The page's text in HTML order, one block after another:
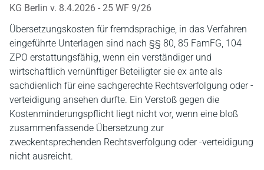
KG Berlin v. 8.4.2026 - 25 WF 9/26
Übersetzungskosten für fremdsprachige, in das Verfahren
eingeführte Unterlagen sind nach §§ 80, 85 FamFG, 104
ZPO erstattungsfähig, wenn ein verständiger und
wirtschaftlich vernünftiger Beteiligter sie ex ante als
sachdienlich für eine sachgerechte Rechtsverfolgung oder -
verteidigung ansehen durfte. Ein Verstoß gegen die
Kostenminderungspflicht liegt nicht vor, wenn eine bloß
zusammenfassende Übersetzung zur
zweckentsprechenden Rechtsverfolgung oder -verteidigung
nicht ausreicht.